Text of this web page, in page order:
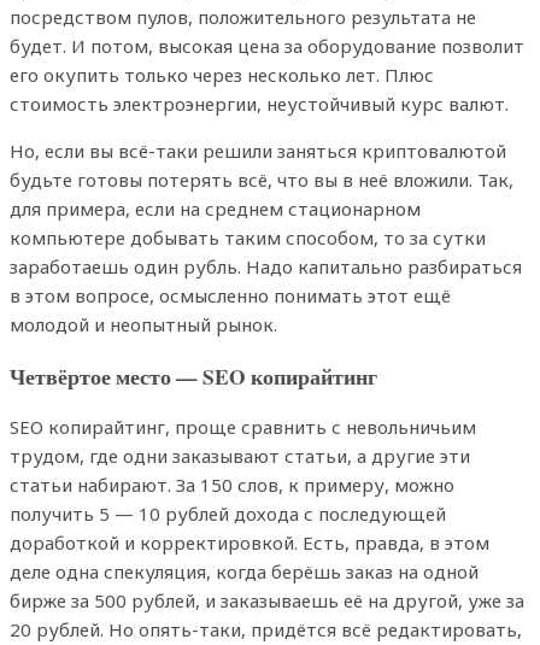
посредством пулов, положительного результата не
будет. И потом, высокая цена за оборудование позволит
его окупить только через несколько лет. Плюс
стоимость электроэнергии, неустойчивый курс валют.
Но, если вы всё-таки решили заняться криптовалютой
будьте готовы потерять всё, что вы в неё вложили. Так,
для примера, если на среднем стационарном
компьютере добывать таким способом, то за сутки
заработаешь один рубль. Надо капитально разбираться
в этом вопросе, осмысленно понимать этот ещё
молодой и неопытный рынок.
Четвёртое место — SEO копирайтинг
SEO копирайтинг, проще сравнить с невольничьим
трудом, где одни заказывают статьи, а другие эти
статьи набирают. За 150 слов, к примеру, можно
получить 5 — 10 рублей дохода с последующей
доработкой и корректировкой. Есть, правда, в этом
деле одна спекуляция, когда берёшь заказ на одной
бирже за 500 рублей, и заказываешь её на другой, уже за
20 рублей. Но опять-таки, придётся всё редактировать,